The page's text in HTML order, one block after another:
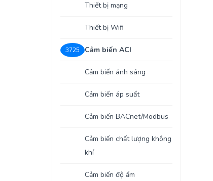
Thiết bị mạng
Thiết bị Wifi
3725 Cảm biến ACI
Cảm biến ánh sáng
Cảm biến áp suất
Cảm biến BACnet/Modbus
Cảm biến chất lượng không
khí
Cảm biến độ ẩm